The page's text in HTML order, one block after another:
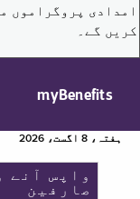
امدادی پروگراموں
کریں گے۔
myBenefits
ہفتہ، 8 اگست، 2026
واپس آنے
صارفین